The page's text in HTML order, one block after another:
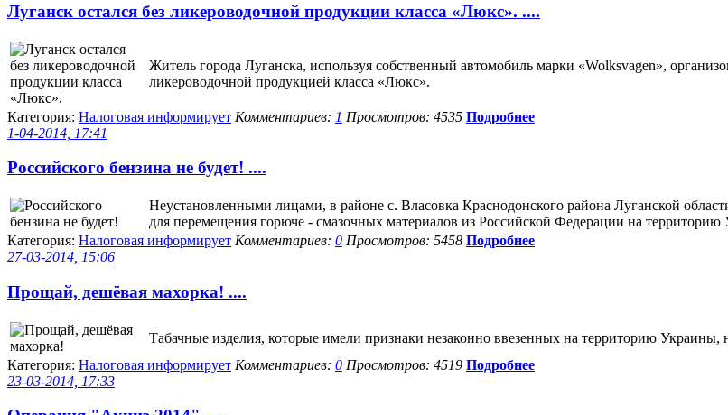
Луганск остался без ликероводочной продукции класса «Люкс». ....
Житель города Луганска, используя собственный автомобиль марки «Wolksvagen»,
ликероводочной продукцией класса «Люкс».
Категория: Налоговая информирует Комментариев: 1 Просмотров: 4535 Подробнее
1-04-2014, 17:41
Российского бензина не будет! ....
Неустановленными лицами, в районе с. Власовка Краснодонского района Луганской
для перемещения горюче - смазочных материалов из Российской Федерации на территорию
Категория: Налоговая информирует Комментариев: 0 Просмотров: 5458 Подробнее
27-03-2014, 15:06
Прощай, дешёвая махорка! ....
Табачные изделия, которые имели признаки незаконно ввезенных на территорию
Категория: Налоговая информирует Комментариев: 0 Просмотров: 4519 Подробнее
23-03-2014, 17:33